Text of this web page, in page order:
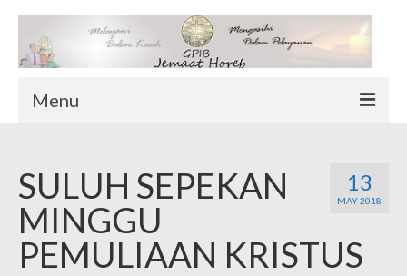
Menu
Sekilas Tentang Horeb
Wilayah Pelayanan
Download Form
Suluh Sepekan
13
MAY 2018
SULUH SEPEKAN
MINGGU
PEMULIAAN KRISTUS